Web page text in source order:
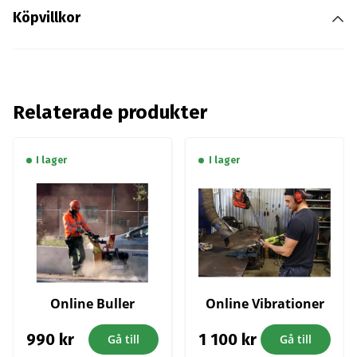
Köpvillkor
Relaterade produkter
I lager
Online Buller
990 kr Gå till
I lager
Online Vibrationer
1 100 kr Gå till